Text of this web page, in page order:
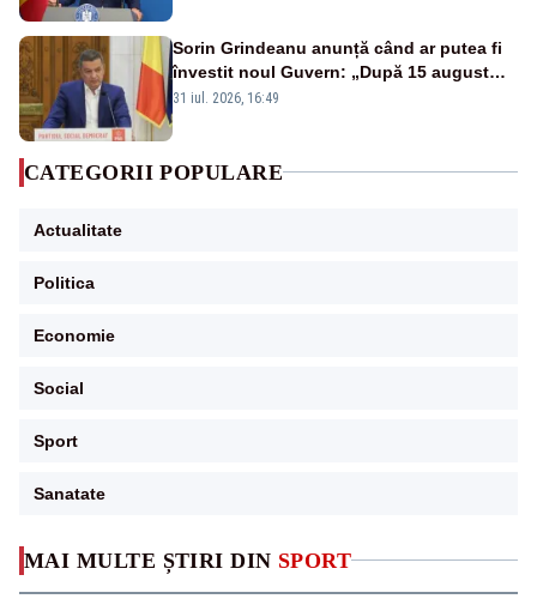
MAI MULTE ȘTIRI DIN SPORT
Sorin Grindeanu anunță când ar putea fi
învestit noul Guvern: „După 15 august
sunt șanse mai mari”
31 iul. 2026, 16:49
CATEGORII POPULARE
Actualitate
Politica
Economie
Social
Sport
Sanatate